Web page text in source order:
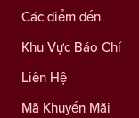
Các điểm đến
Khu Vực Báo Chí
Liên Hệ
Mã Khuyến Mãi